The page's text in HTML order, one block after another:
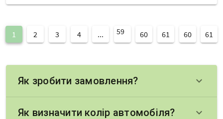
1 2 3 4 ... 59 60 61 60 61
Як зробити замовлення? keyboard_arrow_down
Як визначити колір автомобіля? keyboard_arrow_down